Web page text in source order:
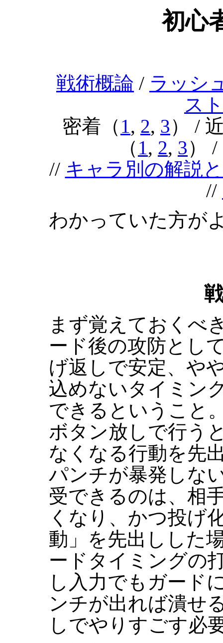
初心
戦術概論 / ラッシ
ス
密着（ 1, 2, 3） /
（ 1, 2, 3）
// キャラ別の解説
//
わかっていた方が
まず覚えておくべ
ード後の攻防とし
げ返しで安定、や
込めないタイミン
できるということ
ボタン放しで行う
なくなる行動を先
パンチが暴発しな
受できるのは、相
くなり、かつ投げ
動」を先出しした
ードタイミングの
し入力でもガード
ンチが出れば潰せ
しでやりすごす必